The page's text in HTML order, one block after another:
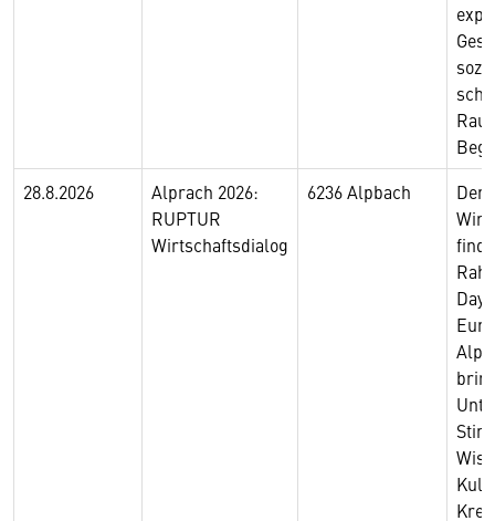
28.8.2026
Alprach 2026:
RUPTUR
Wirtschaftsdialog
6236 Alpbach
Der